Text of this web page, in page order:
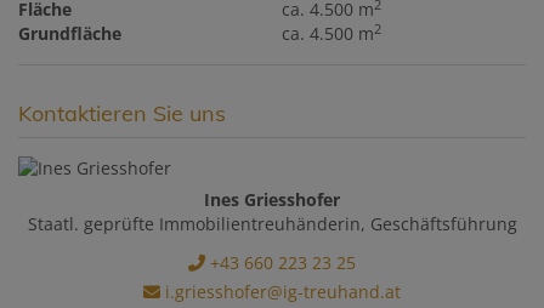
Fläche ca. 4.500 m2
Grundfläche ca. 4.500 m2
Kontaktieren Sie uns
Ines Griesshofer
Staatl. geprüfte Immobilientreuhänderin, Geschäftsführung
+43 660 223 23 25
i.griesshofer@ig-treuhand.at